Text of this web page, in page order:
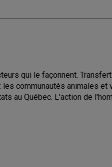
qui le façonnent.
communautés animales et
au Québec. L'action de